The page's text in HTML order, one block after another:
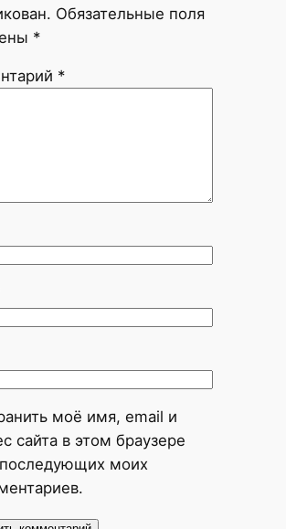
Обязательные поля
*
*
моё имя, email и
сайта в этом браузере
моих